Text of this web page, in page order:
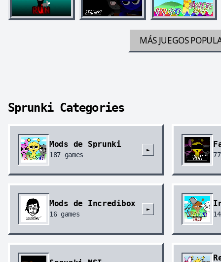
MÁS JUEGOS
Sprunki Categories
Mods de Sprunki
187 games
►
77
Mods de Incredibox
16games
►
14